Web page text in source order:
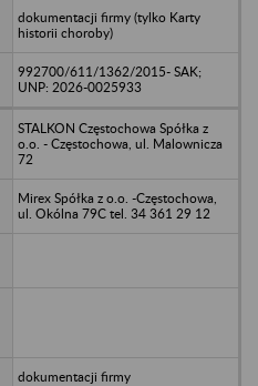
dokumentacji firmy (tylko Karty
historii choroby)
992700/611/1362/2015- SAK;
UNP: 2026-0025933
STALKON Częstochowa Spółka z
o.o. - Częstochowa, ul. Malownicza
72
Mirex Spółka z o.o. -Częstochowa,
ul. Okólna 79C tel. 34 361 29 12
dokumentacji firmy